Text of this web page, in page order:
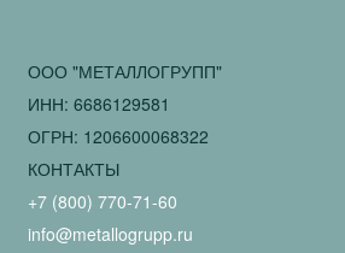
ООО "МЕТАЛЛОГРУПП"
ИНН: 6686129581
ОГРН: 1206600068322
КОНТАКТЫ
+7 (800) 770-71-60
info@metallogrupp.ru